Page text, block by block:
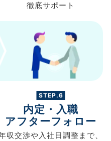
徹底サポート
STEP.6
内定・入職
アフターフォロー
収交渉や入社日調整まで、